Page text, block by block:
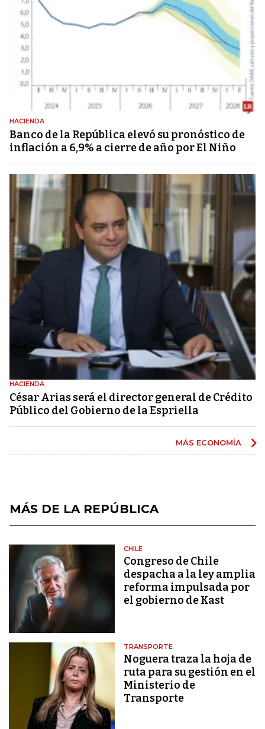
HACIENDA
Banco de la República elevó su pronóstico de
inflación a 6,9% a cierre de año por El Niño
HACIENDA
César Arias será el director general de Crédito
Público del Gobierno de la Espriella
MÁS ECONOMÍA
MÁS DE LA REPÚBLICA
CHILE
Congreso de Chile
despacha a la ley amplia
reforma impulsada por
el gobierno de Kast
TRANSPORTE
Noguera traza la hoja de
ruta para su gestión en el
Ministerio de
Transporte